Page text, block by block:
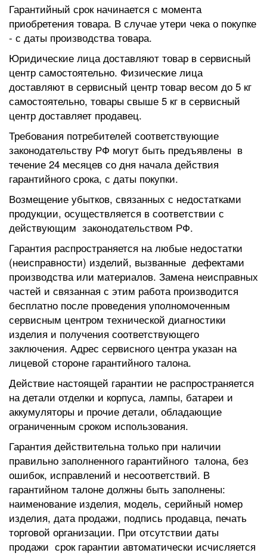
Гарантийный срок начинается с момента
приобретения товара. В случае утери чека о покупке
- с даты производства товара.
Юридические лица доставляют товар в сервисный
центр самостоятельно. Физические лица
доставляют в сервисный центр товар весом до 5 кг
самостоятельно, товары свыше 5 кг в сервисный
центр доставляет продавец.
Требования потребителей соответствующие
законодательству РФ могут быть предъявлены в
течение 24 месяцев со дня начала действия
гарантийного срока, с даты покупки.
Возмещение убытков, связанных с недостатками
продукции, осуществляется в соответствии с
действующим законодательством РФ.
Гарантия распространяется на любые недостатки
(неисправности) изделий, вызванные дефектами
производства или материалов. Замена неисправных
частей и связанная с этим работа производится
бесплатно после проведения уполномоченным
сервисным центром технической диагностики
изделия и получения соответствующего
заключения. Адрес сервисного центра указан на
лицевой стороне гарантийного талона.
Действие настоящей гарантии не распространяется
на детали отделки и корпуса, лампы, батареи и
аккумуляторы и прочие детали, обладающие
ограниченным сроком использования.
Гарантия действительна только при наличии
правильно заполненного гарантийного талона, без
ошибок, исправлений и несоответствий. В
гарантийном талоне должны быть заполнены:
наименование изделия, модель, серийный номер
изделия, дата продажи, подпись продавца, печать
торговой организации. При отсутствии даты
продажи срок гарантии автоматически исчисляется